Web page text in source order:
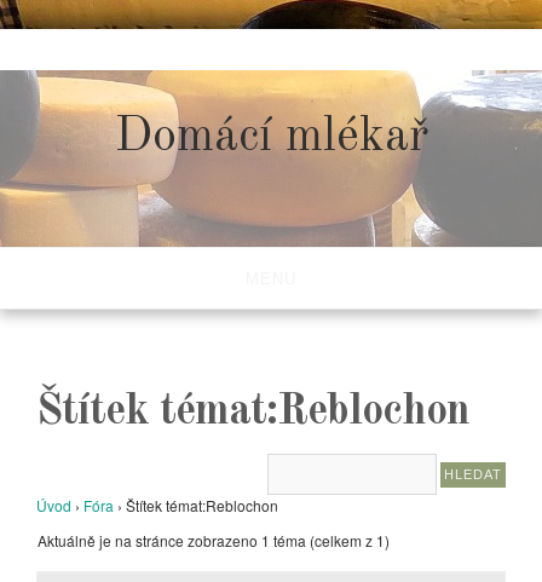
to
content
Domácí mlékař
Štítek témat:Reblochon
Úvod › Fóra › Štítek témat:Reblochon
Aktuálně je na stránce zobrazeno 1 téma (celkem z 1)